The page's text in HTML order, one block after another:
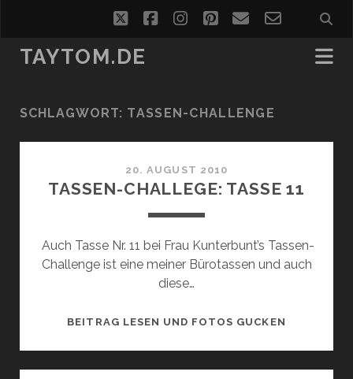
twitterfacebookinstagram
pinterest
emailemail-
form
TAYTOM.DE
SCHLAGWORT: TASSEN-CHALLENGE
20. AUGUST 2010
TASSEN-CHALLEGE: TASSE 11
Auch Tasse Nr. 11 bei Frau Kunterbunt’s Tassen-
Challenge ist eine meiner Bürotassen und auch
diese…
BEITRAG LESEN UND FOTOS GUCKEN